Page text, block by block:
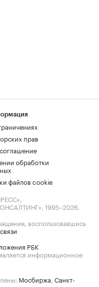
прав
обработки
файлов cookie
1995–2026.
воспользовавшись
РБК
информационное
Мосбиржа, Санкт-